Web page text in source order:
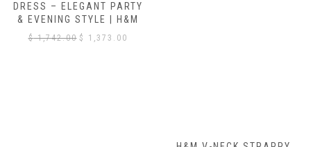
DRESS – ELEGANT PARTY
& EVENING STYLE | H&M
$1,742.00 El
$ 1,373.00